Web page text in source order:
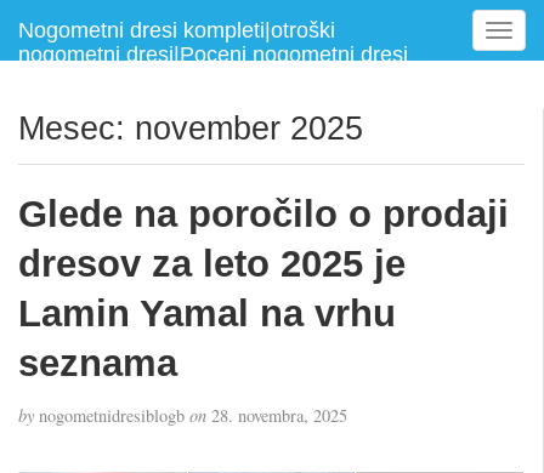
Nogometni dresi kompleti|otroški
nogometni dresi|Poceni nogometni dresi
T
o
e
Mesec: november 2025
Glede na poročilo o prodaji
dresov za leto 2025 je
Lamin Yamal na vrhu
seznama
by nogometnidresiblogb on 28. novembra, 2025